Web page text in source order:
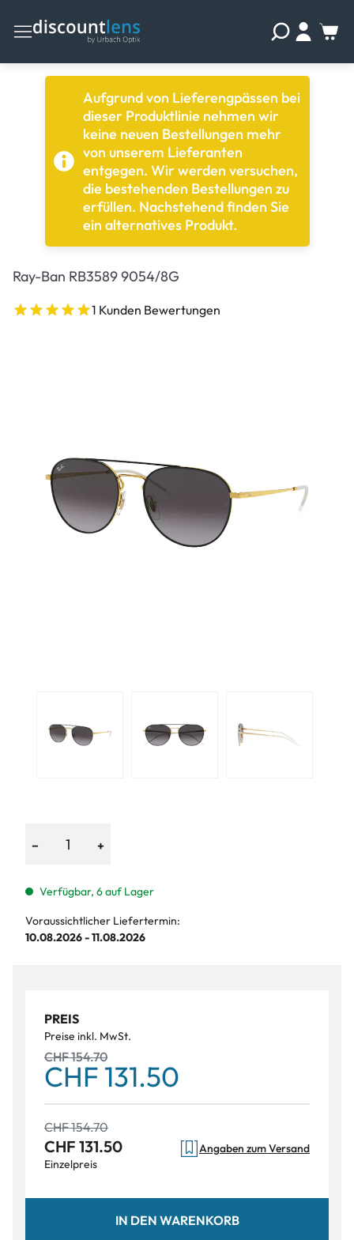
Aufgrund von Lieferengpässen bei
dieser Produktlinie nehmen wir
keine neuen Bestellungen mehr
von unserem Lieferanten
entgegen. Wir werden versuchen,
die bestehenden Bestellungen zu
erfüllen. Nachstehend finden Sie
ein alternatives Produkt.
Ray-Ban RB3589 9054/8G
1 Kunden Bewertungen
− +
Verfügbar, 6 auf Lager
Voraussichtlicher Liefertermin:
10.08.2026 - 11.08.2026
PREIS
Preise inkl. MwSt.
CHF 154.70
CHF 131.50
CHF 154.70
CHF 131.50
Einzelpreis
Angaben zum Versand
IN DEN WARENKORB